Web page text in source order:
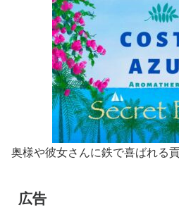
奥様や彼女さんに鉄で喜ばれる
広告